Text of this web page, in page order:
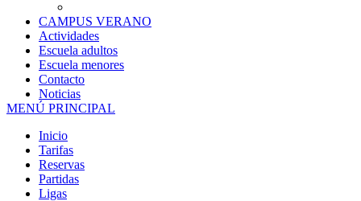
CAMPUS VERANO
Actividades
Escuela adultos
Escuela menores
Contacto
Noticias
MENÚ PRINCIPAL
Inicio
Tarifas
Reservas
Partidas
Ligas